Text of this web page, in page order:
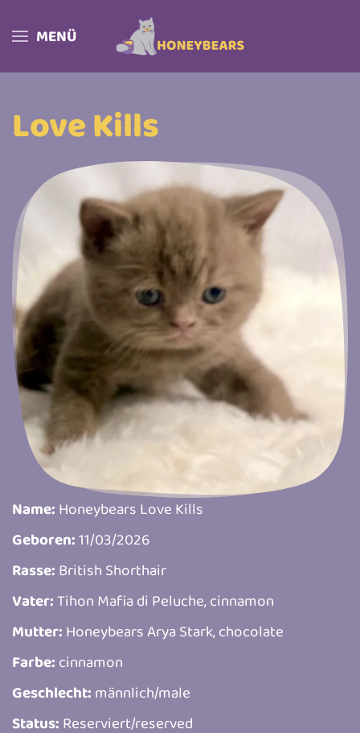
Skip to main content
MENÜ
Love Kills
Name: Honeybears Love Kills
Geboren:11/03/2026
Rasse: British Shorthair
Vater:Tihon Mafia di Peluche, cinnamon
Mutter: Honeybears Arya Stark, chocolate
Farbe: cinnamon
Geschlecht: männlich/male
Status: Reserviert/reserved